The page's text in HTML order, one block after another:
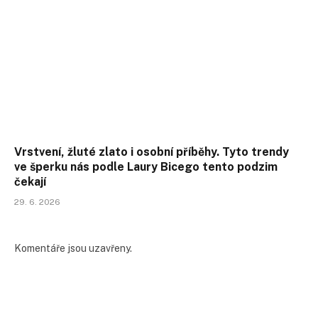
Vrstvení, žluté zlato i osobní příběhy. Tyto trendy
ve šperku nás podle Laury Bicego tento podzim
čekají
29. 6. 2026
Komentáře jsou uzavřeny.